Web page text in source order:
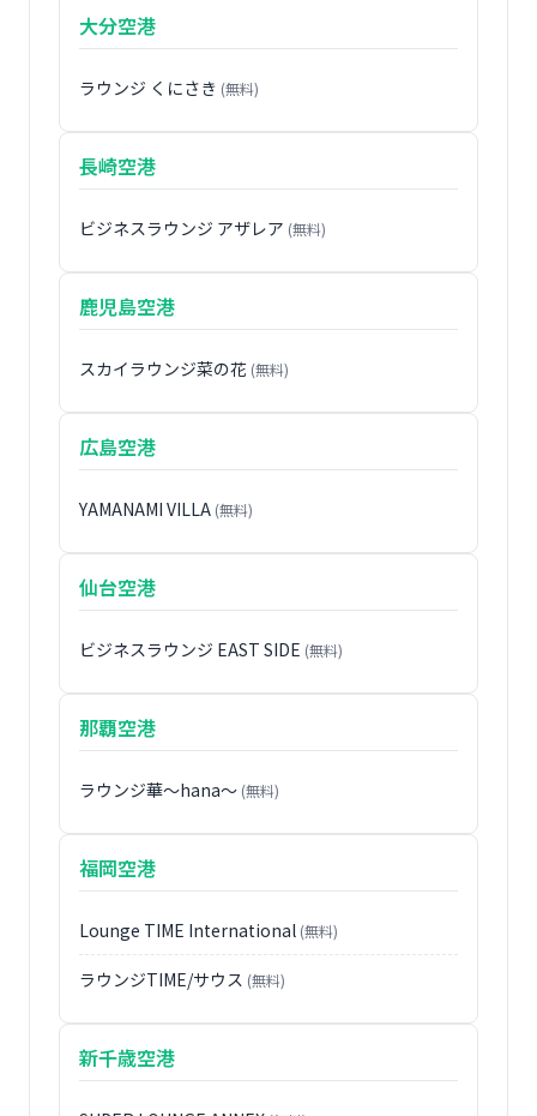
大分空港
ラウンジ くにさき (無料)
長崎空港
ビジネスラウンジ アザレア (無料)
鹿児島空港
スカイラウンジ菜の花 (無料)
広島空港
YAMANAMI VILLA (無料)
仙台空港
ビジネスラウンジ EAST SIDE (無料)
那覇空港
ラウンジ華〜hana〜 (無料)
福岡空港
Lounge TIME International (無料)
ラウンジTIME/サウス (無料)
新千歳空港